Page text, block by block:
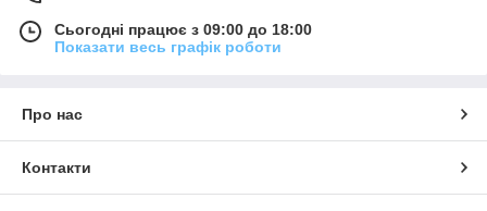
Сьогодні працює з 09:00 до 18:00
Показати весь графік роботи
Про нас
Контакти